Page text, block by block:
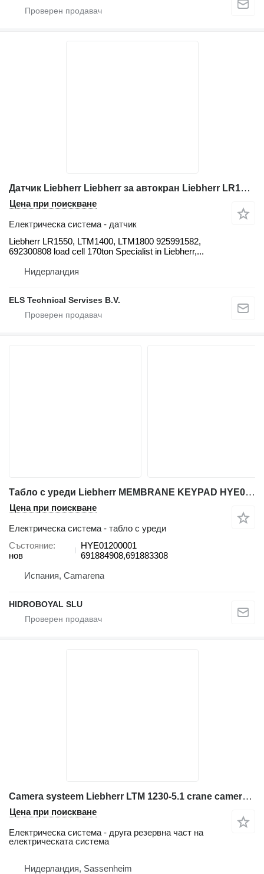
Датчик Liebherr Liebherr за автокран Liebherr LR1550, LTM1400, LTM1800
Цена при поискване
Електрическа система - датчик
Liebherr LR1550, LTM1400, LTM1800 925991582,
692300808 load cell 170ton Specialist in Liebherr,...
Нидерландия
ELS Technical Servises B.V.
Табло с уреди Liebherr MEMBRANE KEYPAD HYE01200001 за автокран Liebherr LIEBHERR LTM VARIOS
Цена при поискване
Електрическа система - табло с уреди
Състояние
нов
HYE01200001
691884908,691883308
Испания, Camarena
HIDROBOYAL SLU
Camera systeem Liebherr LTM 1230-5.1 crane camera systeem за автокран
Цена при поискване
Електрическа система - друга резервна част на
електрическата система
Нидерландия, Sassenheim